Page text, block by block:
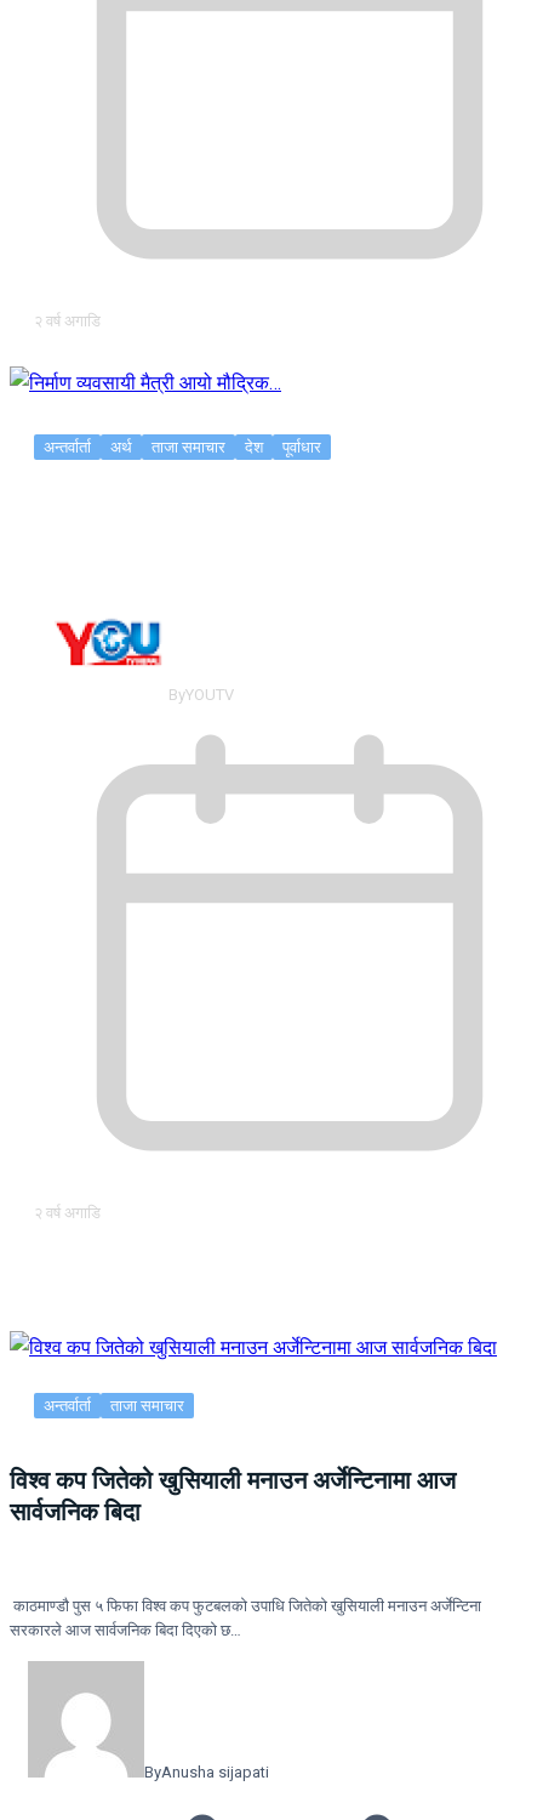
२ वर्ष अगाडि
अन्तर्वार्ता अर्थ ताजा समाचार देश पूर्वाधार
ByYOUTV
२ वर्ष अगाडि
अन्तर्वार्ता ताजा समाचार
विश्व कप जितेको खुसियाली मनाउन अर्जेन्टिनामा आज
सार्वजनिक बिदा
काठमाण्डाै पुस ५ फिफा विश्व कप फुटबलको उपाधि जितेको खुसियाली मनाउन अर्जेन्टिना
सरकारले आज सार्वजनिक बिदा दिएको छ…
ByAnusha sijapati